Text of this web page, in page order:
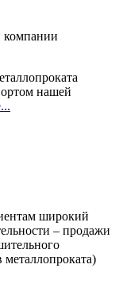
компании
нашей
широкий
– продажи